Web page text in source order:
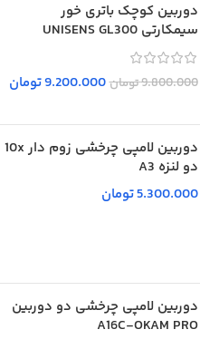
دوربین کوچک باتری خور
سیمکارتی UNISENS GL300
9.800.000تومان9.200.000تومان
دوربین لامپی چرخشی زوم دار 10x
دو لنزه A3
5.300.000تومان
دوربین لامپی چرخشی دو دوربین
A16C-OKAM PRO